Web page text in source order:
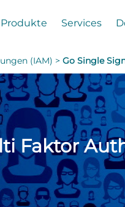
Produkte Services
(IAM) > Go Single
Faktor